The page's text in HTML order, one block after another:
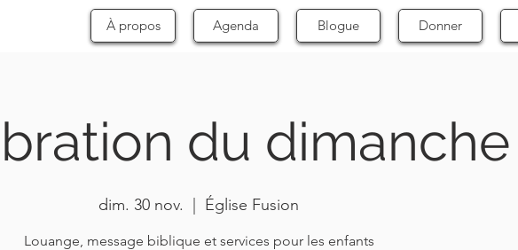
À propos Agenda Blogue Donner
du dimanche
dim. 30 nov. Église Fusion
Louange, message biblique et services pour les enfants